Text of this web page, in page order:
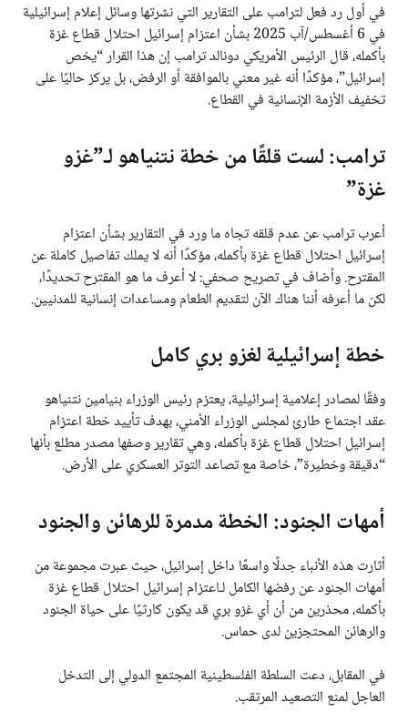
في أول رد فعل لترامب على التقارير التي نشرتها وسائل إعلام إسرائيلية
في 6 أغسطس/آب 2025 بشأن اعتزام إسرائيل احتلال قطاع غزة
بأكمله، قال الرئيس الأمريكي دونالد ترامب إن هذا القرار “يخص
إسرائيل”، مؤكدًا أنه غير معني بالموافقة أو الرفض، بل يركز حاليًا على
تخفيف الأزمة الإنسانية في القطاع.
ترامب: لست قلقًا من خطة نتنياهو لـ”غزو
غزة”
أعرب ترامب عن عدم قلقه تجاه ما ورد في التقارير بشأن اعتزام
إسرائيل احتلال قطاع غزة بأكمله، مؤكدًا أنه لا يملك تفاصيل كاملة عن
المقترح. وأضاف في تصريح صحفي: لا أعرف ما هو المقترح تحديدًا،
لكن ما أعرفه أننا هناك الآن لتقديم الطعام ومساعدات إنسانية للمدنيين.
خطة إسرائيلية لغزو بري كامل
وفقًا لمصادر إعلامية إسرائيلية، يعتزم رئيس الوزراء بنيامين نتنياهو
عقد اجتماع طارئ لمجلس الوزراء الأمني، بهدف تأييد خطة اعتزام
إسرائيل احتلال قطاع غزة بأكمله، وهي تقارير وصفها مصدر مطلع بأنها
“دقيقة وخطيرة”، خاصة مع تصاعد التوتر العسكري على الأرض.
أمهات الجنود: الخطة مدمرة للرهائن والجنود
أثارت هذه الأنباء جدلًا واسعًا داخل إسرائيل، حيث عبرت مجموعة من
أمهات الجنود عن رفضها الكامل لـاعتزام إسرائيل احتلال قطاع غزة
بأكمله، محذرين من أن أي غزو بري قد يكون كارثيًا على حياة الجنود
والرهائن المحتجزين لدى حماس.
في المقابل، دعت السلطة الفلسطينية المجتمع الدولي إلى التدخل
العاجل لمنع التصعيد المرتقب.